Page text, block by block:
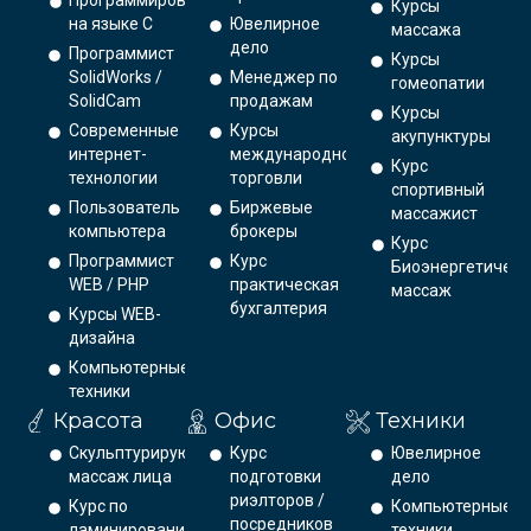
на языке С
Программист
SolidWorks /
SolidCam
Современные
интернет-
технологии
Пользователь
компьютера
Программист
WEB / PHP
Курсы WEB-
дизайна
Компьютерные
техники
Ювелирное
дело
Менеджер по
продажам
Курсы
международной
торговли
Биржевые
брокеры
Курс
практическая
бухгалтерия
Курсы
массажа
Курсы
гомеопатии
Курсы
акупунктуры
Курс
спортивный
массажист
Курс
массаж
Красота
Скульптурирующий
массаж лица
Курс по
Офис
Курс
подготовки
риэлторов /
посредников
Техники
Ювелирное
дело
Компьютерные